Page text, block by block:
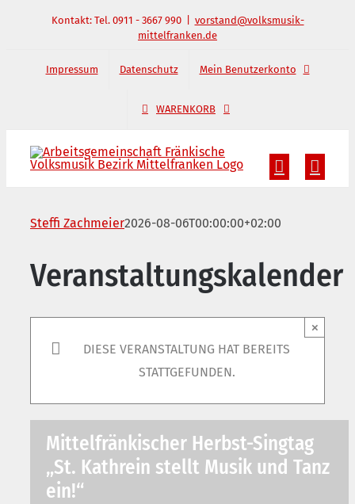
springen
Kontakt: Tel. 0911 - 3667 990
vorstand@volksmusik-
mittelfranken.de
Impressum Datenschutz Mein Benutzerkonto
WARENKORB
Steffi Zachmeier2026-08-06T00:00:00+02:00
Veranstaltungskalender
DIESE VERANSTALTUNG HAT BEREITS
STATTGEFUNDEN.
×
Mittelfränkischer Herbst-Singtag
„St. Kathrein stellt Musik und Tanz
ein!“